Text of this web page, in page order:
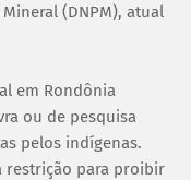
(DNPM), atual
em Rondônia
ou de pesquisa
pelos indígenas.
restrição para proibir